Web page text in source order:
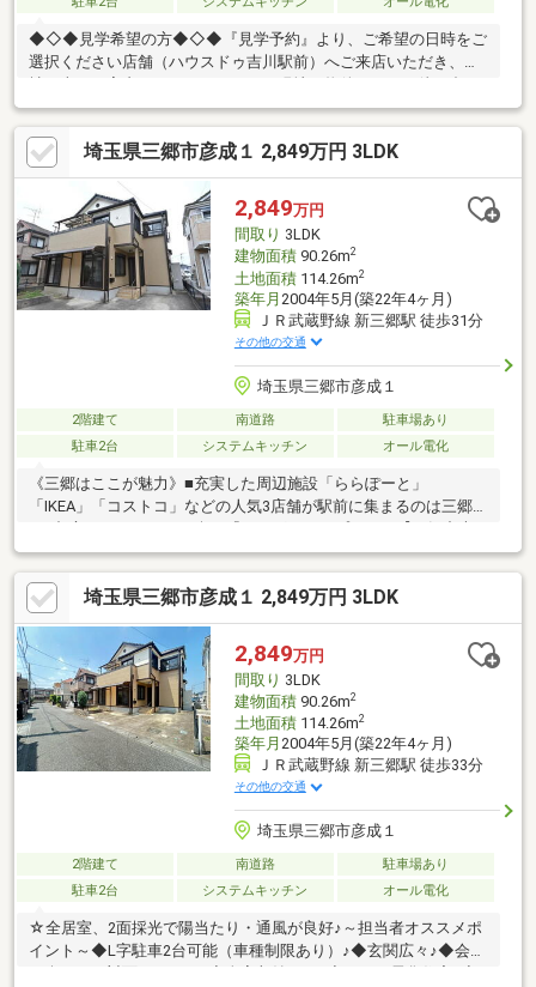
◆◇◆見学希望の方◆◇◆『見学予約』より、ご希望の日時をご
選択ください店舗（ハウスドゥ吉川駅前）へご来店いただき、弊
社の車でご案内させていただきます現地（物件）にてお待ち合わ
せ、ご自宅や最寄り駅などで送迎可能も可能ですご希望の待ち合
わせ場所をご連絡ください『購入の際の総額の費用を知りたい』
『住宅ローンや資金計画について教えてほしい』『他の物件も見
学したい』という方も、お客様のご都合に合わせてご対応させて
頂きます物件情報や物件写真が豊富の弊社ホームページをご覧く
ださい↓↓↓https://yoshikawaekimae-housedo.com/
埼玉県三郷市彦成１ 2,849万円 3LDK
2,849万円
間取り 3LDK
建物面積90.26m2
土地面積114.26m2
築年月 2004年5月(築22年4ヶ月)
ＪＲ武蔵野線 新三郷駅 徒歩31分
その他の交通
埼玉県三郷市彦成１
2階建て 南道路
駐車場あり
駐車2台
システムキッチン オール電化
《三郷はここが魅力》■充実した周辺施設「ららぽーと」
「IKEA」「コストコ」などの人気3店舗が駅前に集まるのは三郷だ
駅】から【秋葉原駅】まで区間快速で20分の鉄道アクセスは都心
勤務の方にもおすすめ高速道路の三郷ICも近く、外環、首都高、
常磐道への利便性も良好です◎お客様にあわせた◆3つの見学プ
ラン◆をご用意しました。※詳しくはページ下方のイベント情報
をご覧ください。
埼玉県三郷市彦成１ 2,849万円 3LDK
2,849万円
間取り 3LDK
建物面積90.26m2
土地面積114.26m2
築年月 2004年5月(築22年4ヶ月)
ＪＲ武蔵野線 新三郷駅 徒歩33分
その他の交通
埼玉県三郷市彦成１
2階建て 南道路
駐車場あり
駐車2台
システムキッチン オール電化
☆全居室、2面採光で陽当たり・通風が良好♪～担当者オススメポ
イント～◆L字駐車2台可能（車種制限あり）♪◆玄関広々♪◆会話